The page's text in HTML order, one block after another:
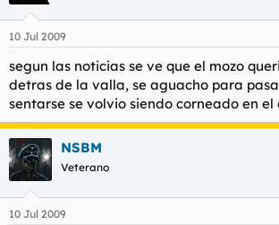
10 Jul 2009
segun las noticias se ve que el mozo
detras de la valla, se aguacho para
sentarse se volvio siendo corneado en el
NSBM
Veterano
10 Jul 2009